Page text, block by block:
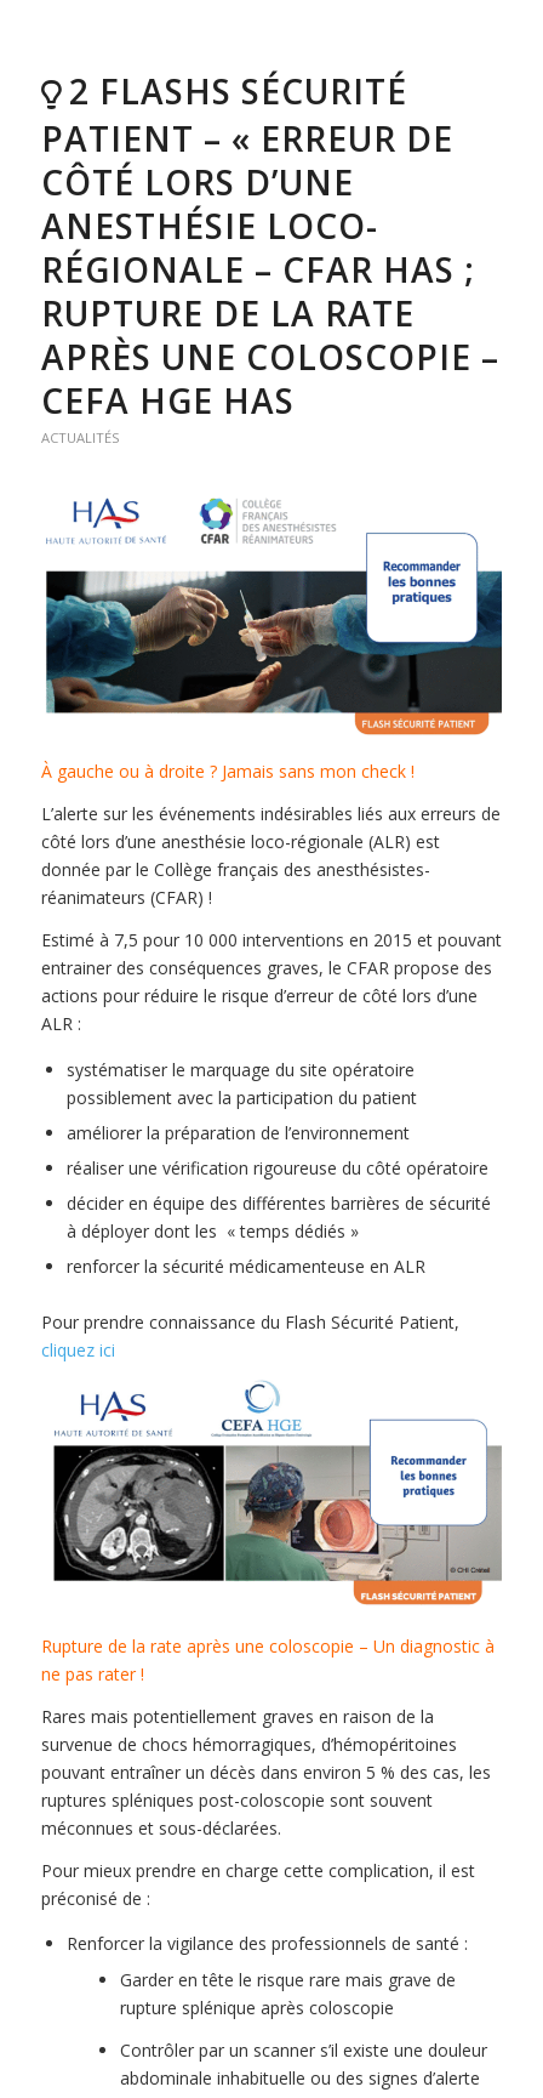
2 FLASHS SÉCURITÉ
PATIENT – « ERREUR DE
CÔTÉ LORS D’UNE
ANESTHÉSIE LOCO-
RÉGIONALE – CFAR HAS ;
RUPTURE DE LA RATE
APRÈS UNE COLOSCOPIE –
CEFA HGE HAS
ACTUALITÉS
À gauche ou à droite ? Jamais sans mon check !
L’alerte sur les événements indésirables liés aux erreurs de
côté lors d’une anesthésie loco-régionale (ALR) est
donnée par le Collège français des anesthésistes-
réanimateurs (CFAR) !
Estimé à 7,5 pour 10 000 interventions en 2015 et pouvant
entrainer des conséquences graves, le CFAR propose des
actions pour réduire le risque d’erreur de côté lors d’une
ALR :
systématiser le marquage du site opératoire
possiblement avec la participation du patient
améliorer la préparation de l’environnement
réaliser une vérification rigoureuse du côté opératoire
décider en équipe des différentes barrières de sécurité
à déployer dont les « temps dédiés »
renforcer la sécurité médicamenteuse en ALR
Pour prendre connaissance du Flash Sécurité Patient,
cliquez ici
Rupture de la rate après une coloscopie – Un diagnostic à
ne pas rater !
Rares mais potentiellement graves en raison de la
survenue de chocs hémorragiques, d’hémopéritoines
pouvant entraîner un décès dans environ 5 % des cas, les
ruptures spléniques post-coloscopie sont souvent
méconnues et sous-déclarées.
Pour mieux prendre en charge cette complication, il est
préconisé de :
Renforcer la vigilance des professionnels de santé :
Garder en tête le risque rare mais grave de
rupture splénique après coloscopie
Contrôler par un scanner s’il existe une douleur
abdominale inhabituelle ou des signes d’alerte